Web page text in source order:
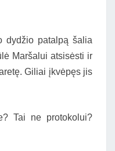
dydžio patalpą šalia
Maršalui atsisėsti ir
Giliai įkvėpęs jis
Tai ne protokolui?